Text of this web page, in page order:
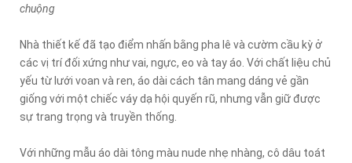
chuộng
Nhà thiết kế đã tạo điểm nhấn bằng pha lê và cườm cầu kỳ ở
các vị trí đối xứng như vai, ngực, eo và tay áo. Với chất liệu chủ
yếu từ lưới voan và ren, áo dài cách tân mang dáng vẻ gần
giống với một chiếc váy dạ hội quyến rũ, nhưng vẫn giữ được
sự trang trọng và truyền thống.
Với những mẫu áo dài tông màu nude nhẹ nhàng, cô dâu toát